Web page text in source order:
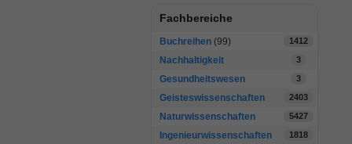
Fachbereiche
Buchreihen (99) 1412
Nachhaltigkeit 3
Gesundheitswesen 3
Geisteswissenschaften 2403
Naturwissenschaften 5427
Ingenieurwissenschaften 1818